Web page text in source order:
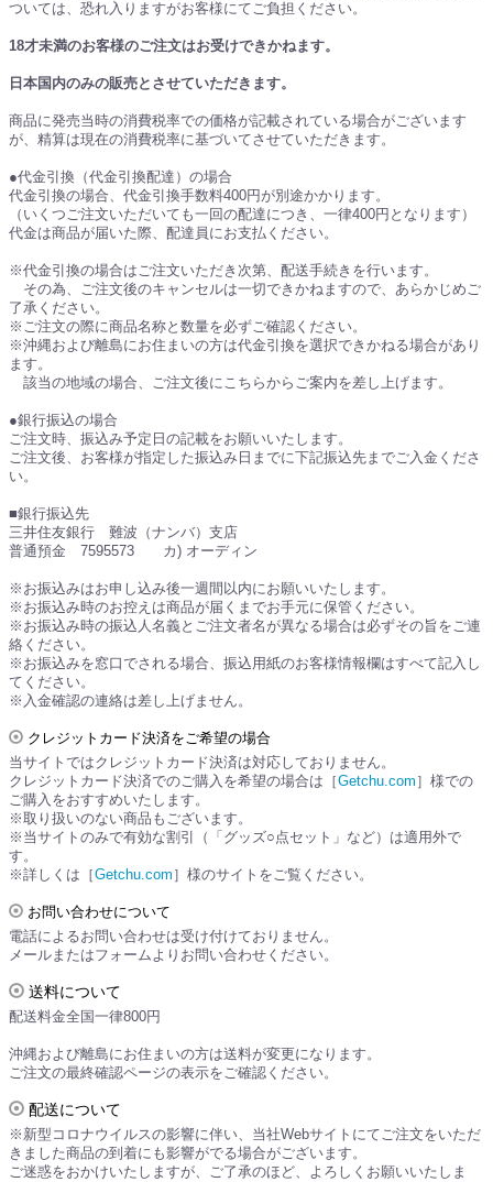
ついては、恐れ入りますがお客様にてご負担ください。
18才未満のお客様のご注文はお受けできかねます。
日本国内のみの販売とさせていただきます。
商品に発売当時の消費税率での価格が記載されている場合がございます
が、精算は現在の消費税率に基づいてさせていただきます。
●代金引換（代金引換配達）の場合
代金引換の場合、代金引換手数料400円が別途かかります。
（いくつご注文いただいても一回の配達につき、一律400円となります）
代金は商品が届いた際、配達員にお支払ください。
※代金引換の場合はご注文いただき次第、配送手続きを行います。
その為、ご注文後のキャンセルは一切できかねますので、あらかじめご
了承ください。
※ご注文の際に商品名称と数量を必ずご確認ください。
※沖縄および離島にお住まいの方は代金引換を選択できかねる場合があり
ます。
該当の地域の場合、ご注文後にこちらからご案内を差し上げます。
●銀行振込の場合
ご注文時、振込み予定日の記載をお願いいたします。
ご注文後、お客様が指定した振込み日までに下記振込先までご入金くださ
い。
■銀行振込先
三井住友銀行 難波（ナンバ）支店
普通預金 7595573 カ) オーディン
※お振込みはお申し込み後一週間以内にお願いいたします。
※お振込み時のお控えは商品が届くまでお手元に保管ください。
※お振込み時の振込人名義とご注文者名が異なる場合は必ずその旨をご連
絡ください。
※お振込みを窓口でされる場合、振込用紙のお客様情報欄はすべて記入し
てください。
※入金確認の連絡は差し上げません。
クレジットカード決済をご希望の場合
当サイトではクレジットカード決済は対応しておりません。
クレジットカード決済でのご購入を希望の場合は［Getchu.com ］様での
ご購入をおすすめいたします。
※取り扱いのない商品もございます。
※当サイトのみで有効な割引（「グッズ○点セット」など）は適用外で
す。
※詳しくは［Getchu.com ］様のサイトをご覧ください。
お問い合わせについて
電話によるお問い合わせは受け付けておりません。
メールまたはフォームよりお問い合わせください。
送料について
配送料金全国一律800円
沖縄および離島にお住まいの方は送料が変更になります。
ご注文の最終確認ページの表示をご確認ください。
配送について
※新型コロナウイルスの影響に伴い、当社Webサイトにてご注文をいただ
きました商品の到着にも影響がでる場合がございます。
ご迷惑をおかけいたしますが、ご了承のほど、よろしくお願いいたしま